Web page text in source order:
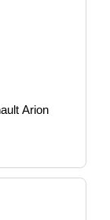
Arion